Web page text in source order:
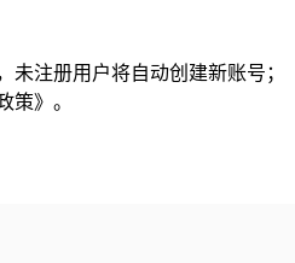
未注册用户将自动创建新账号；
策》。